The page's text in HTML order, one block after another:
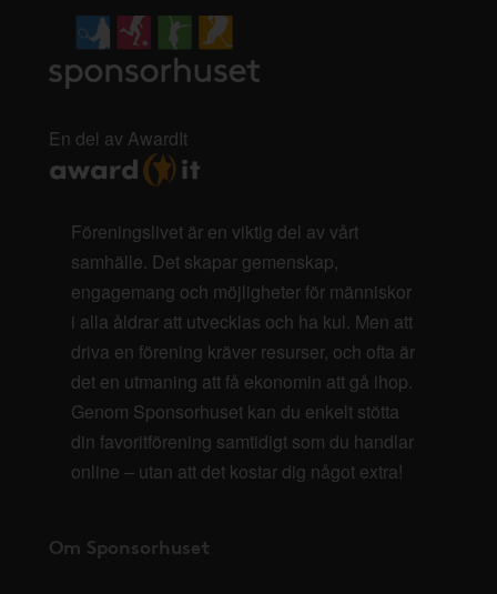
En del av AwardIt
Föreningslivet är en viktig del av vårt
samhälle. Det skapar gemenskap,
engagemang och möjligheter för människor
i alla åldrar att utvecklas och ha kul. Men att
driva en förening kräver resurser, och ofta är
det en utmaning att få ekonomin att gå ihop.
Genom Sponsorhuset kan du enkelt stötta
din favoritförening samtidigt som du handlar
online – utan att det kostar dig något extra!
Om Sponsorhuset